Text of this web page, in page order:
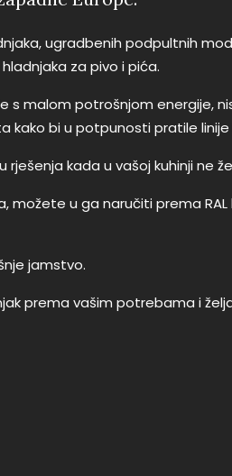
ugradbenih podpultnih
za pivo i pića.
malom potrošnjom energije,
bi u potpunosti pratile linije
rješenja kada u vašoj kuhinji ne
možete u ga naručiti prema
jamstvo.
prema vašim potrebama i